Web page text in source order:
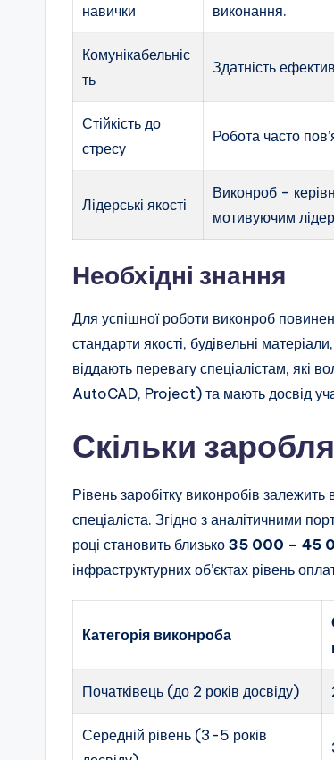
навички
виконання.
Комунікабельніс
ть
Здатність
Стійкість до
стресу
Робота часто
Лідерські якості
Виконроб –
мотивуючим
Необхідні знання
Для успішної роботи виконроб
стандарти якості, будівельні
віддають перевагу спеціалістам, які
AutoCAD, Project) та мають досвід
Скільки
Рівень заробітку виконробів
спеціаліста. Згідно з аналітичними
році становить близько 35 000 – 45
інфраструктурних об’єктах рівень
Категорія виконроба
Початківець (до 2 років досвіду)
Середній рівень (3-5 років